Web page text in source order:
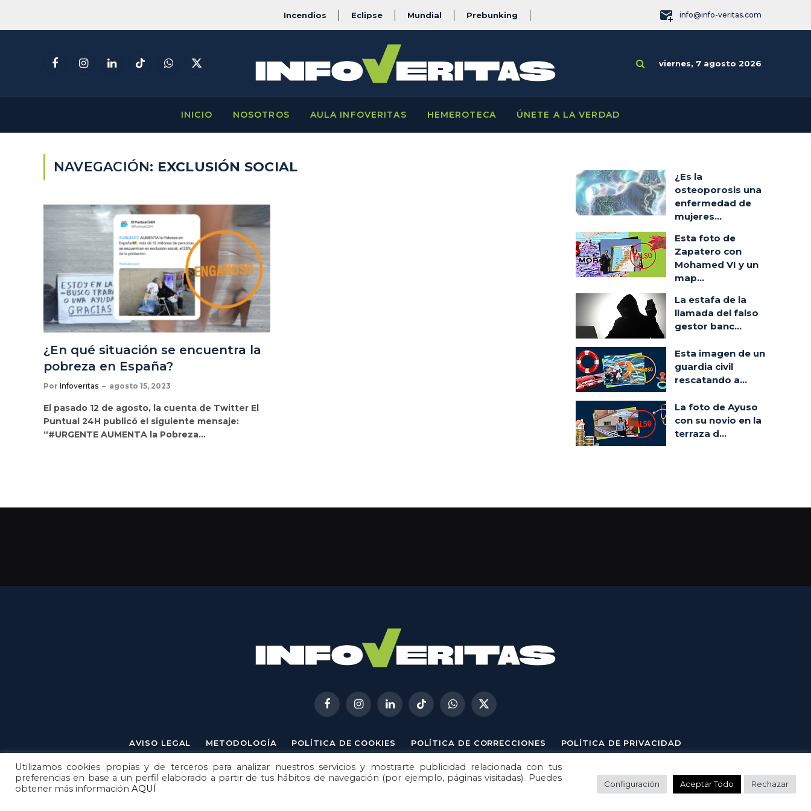
Incendios Eclipse Mundial Prebunking info@info-veritas.com
FacebookInstagramLinkedInTikTokWhatsApp
X
viernes, 7 agosto 2026
INICIO NOSOTROS AULA INFOVERITAS HEMEROTECA ÚNETE A LA VERDAD
NAVEGACIÓN: EXCLUSIÓN SOCIAL
¿En qué situación se encuentra la
pobreza en España?
Por Infoveritas agosto 15, 2023
El pasado 12 de agosto, la cuenta de Twitter El
Puntual 24H publicó el siguiente mensaje:
“#URGENTE AUMENTA la Pobreza…
¿Es la
osteoporosis una
enfermedad de
mujeres...
Esta foto de
Zapatero con
Mohamed VI y un
map...
La estafa de la
llamada del falso
gestor banc...
Esta imagen de un
guardia civil
rescatando a...
La foto de Ayuso
con su novio en la
terraza d...
FacebookInstagramLinkedInTikTokWhatsApp
X
(Twitter)
AVISO LEGAL METODOLOGÍA POLÍTICA DE COOKIES POLÍTICA DE CORRECCIONES POLÍTICA DE PRIVACIDAD
© 2026 Metech. Todos los derechos reservados.
Utilizamos cookies propias y de terceros para analizar nuestros servicios y mostrarte publicidad relacionada con tus
preferencias en base a un perfil elaborado a partir de tus hábitos de navegación (por ejemplo, páginas visitadas). Puedes
obtener más información AQUÍ Configuración Aceptar Todo Rechazar